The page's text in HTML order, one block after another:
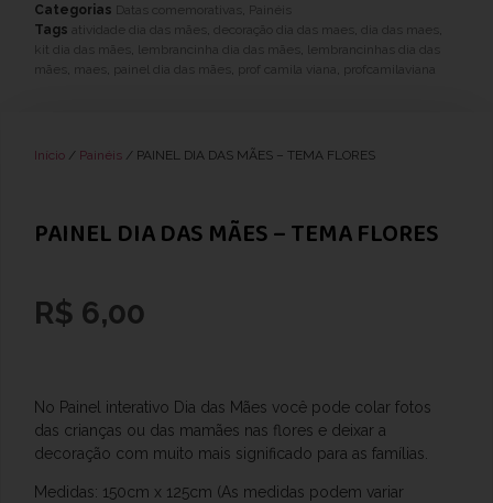
Categorias Datas comemorativas
Painéis
Tags
atividade dia das mães
kit dia das mães
lembrancinha dia das mães
lembrancinhas dia das
mães
maes painel dia das mães prof camila viana profcamilaviana
Início / Painéis / PAINEL DIA DAS MÃES – TEMA FLORES
PAINEL DIA DAS MÃES – TEMA FLORES
R$ 6,00
No Painel interativo Dia das Mães você pode colar fotos
das crianças ou das mamães nas flores e deixar a
decoração com muito mais significado para as famílias.
Medidas: 150cm x 125cm (As medidas podem variar